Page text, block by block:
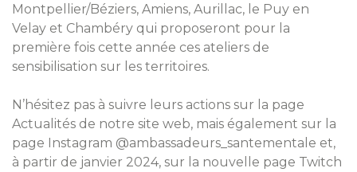
Montpellier/Béziers, Amiens, Aurillac, le Puy en
Velay et Chambéry qui proposeront pour la
première fois cette année ces ateliers de
sensibilisation sur les territoires.
N’hésitez pas à suivre leurs actions sur la page
Actualités de notre site web, mais également sur la
page Instagram @ambassadeurs_santementale et,
à partir de janvier 2024, sur la nouvelle page Twitch